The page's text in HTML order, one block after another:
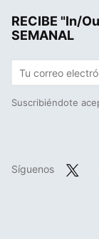
RECIBE "In/
SEMANAL
Suscribiéndote
Síguenos